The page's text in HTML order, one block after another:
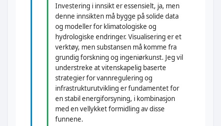
Investering i innsikt er essensielt, ja, men
denne innsikten må bygge på solide data
og modeller for klimatologiske og
hydrologiske endringer. Visualisering er et
verktøy, men substansen må komme fra
grundig forskning og ingeniørkunst. Jeg vil
understreke at vitenskapelig baserte
strategier for vannregulering og
infrastrukturutvikling er fundamentet for
en stabil energiforsyning, i kombinasjon
med en vellykket formidling av disse
funnene.